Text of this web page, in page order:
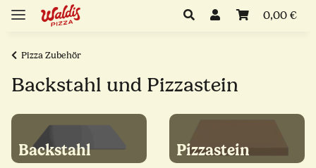
0,00 €
Pizza Zubehör
Backstahl und Pizzastein
Backstahl Pizzastein